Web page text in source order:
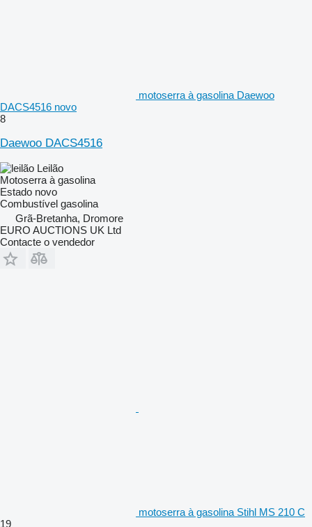
motoserra à gasolina Daewoo
DACS4516 novo
8
Daewoo DACS4516
Leilão
Motoserra à gasolina
Estado novo
Combustível gasolina
Grã-Bretanha, Dromore
EURO AUCTIONS UK Ltd
Contacte o vendedor
motoserra à gasolina Stihl MS 210 C
19